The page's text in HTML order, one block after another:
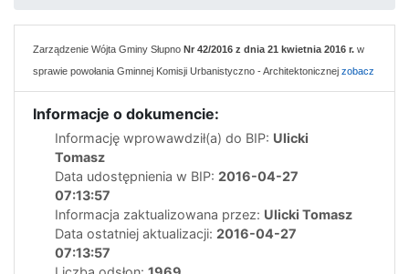
Zarządzenie Wójta Gminy Słupno Nr 42/2016 z dnia 21 kwietnia 2016 r. w
sprawie powołania Gminnej Komisji Urbanistyczno - Architektonicznej zobacz
Informacje o dokumencie:
Informację wprowawdził(a) do BIP: Ulicki
Tomasz
Data udostępnienia w BIP: 2016-04-27
07:13:57
Informacja zaktualizowana przez: Ulicki Tomasz
Data ostatniej aktualizacji: 2016-04-27
07:13:57